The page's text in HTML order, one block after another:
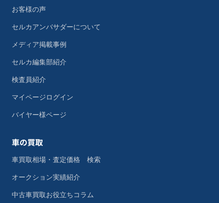
お客様の声
セルカアンバサダーについて
メディア掲載事例
セルカ編集部紹介
検査員紹介
マイページログイン
バイヤー様ページ
車の買取
車買取相場・査定価格 検索
オークション実績紹介
中古車買取お役立ちコラム